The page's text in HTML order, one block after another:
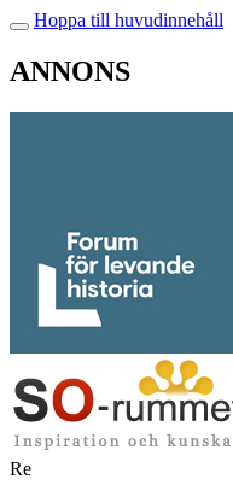
Hoppa till huvudinnehåll
ANNONS
Re